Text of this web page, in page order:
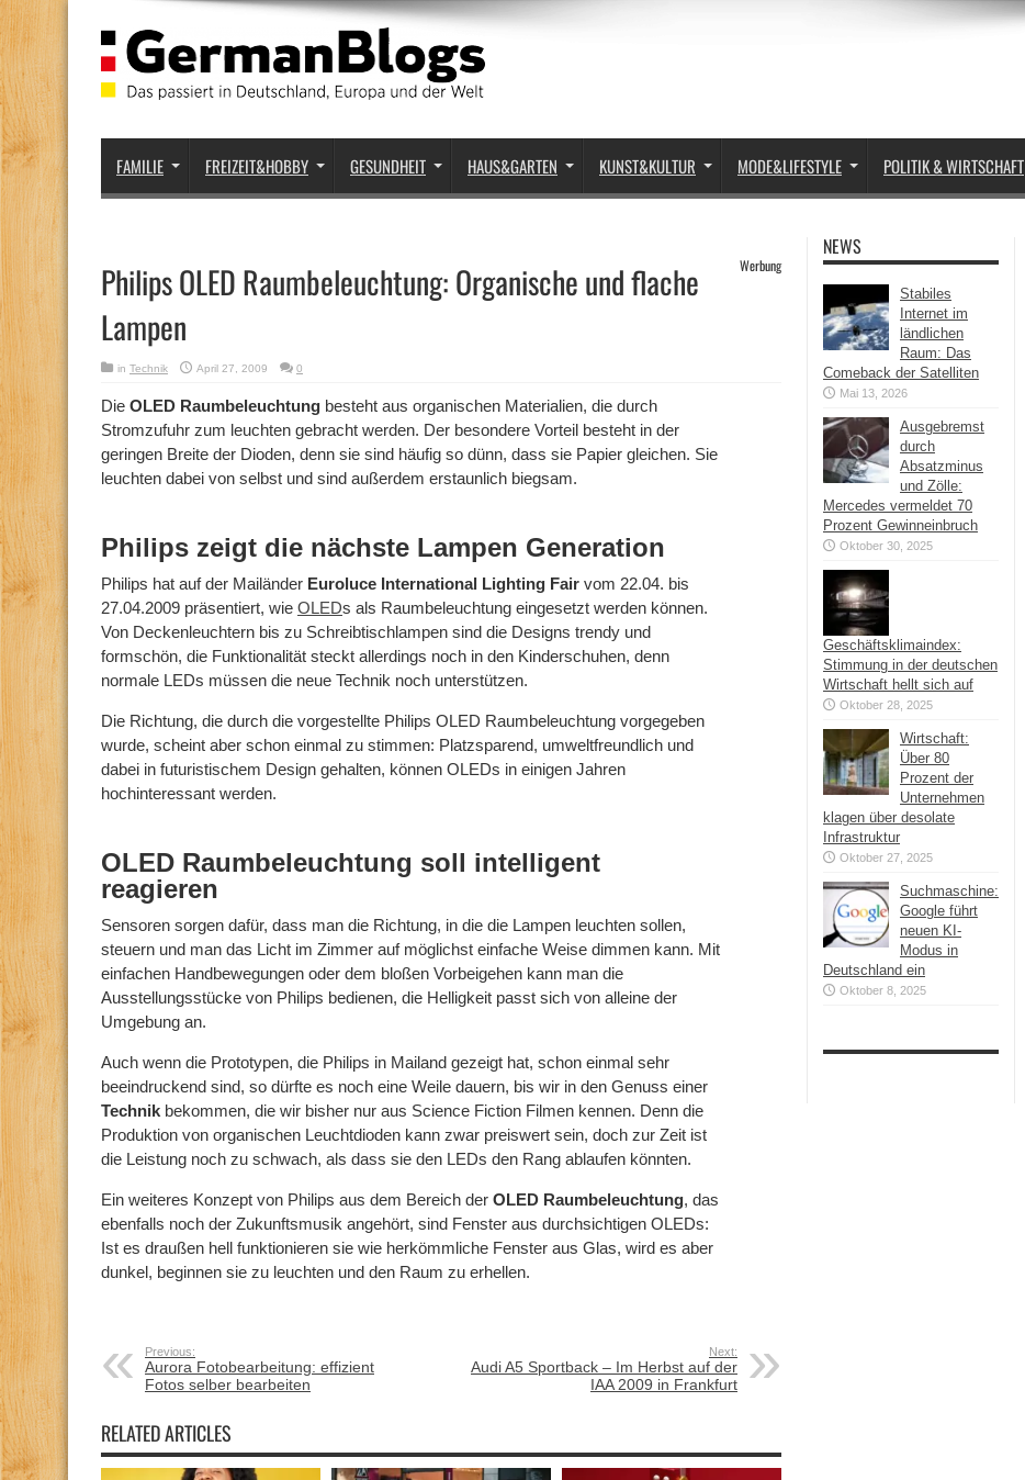
FAMILIE FREIZEIT&HOBBY GESUNDHEIT HAUS&GARTEN KUNST&KULTUR MODE&LIFESTYLE POLITIK & WIRTSCHAFT
Philips OLED Raumbeleuchtung: Organische und flache
Lampen
Werbung
in Technik April 27, 2009 0
Die OLED Raumbeleuchtung besteht aus organischen Materialien, die durch
Stromzufuhr zum leuchten gebracht werden. Der besondere Vorteil besteht in der
geringen Breite der Dioden, denn sie sind häufig so dünn, dass sie Papier gleichen. Sie
leuchten dabei von selbst und sind außerdem erstaunlich biegsam.
Philips zeigt die nächste Lampen Generation
Philips hat auf der Mailänder Euroluce International Lighting Fair vom 22.04. bis
27.04.2009 präsentiert, wie OLEDs als Raumbeleuchtung eingesetzt werden können.
Von Deckenleuchtern bis zu Schreibtischlampen sind die Designs trendy und
formschön, die Funktionalität steckt allerdings noch in den Kinderschuhen, denn
normale LEDs müssen die neue Technik noch unterstützen.
Die Richtung, die durch die vorgestellte Philips OLED Raumbeleuchtung vorgegeben
wurde, scheint aber schon einmal zu stimmen: Platzsparend, umweltfreundlich und
dabei in futuristischem Design gehalten, können OLEDs in einigen Jahren
hochinteressant werden.
OLED Raumbeleuchtung soll intelligent
reagieren
Sensoren sorgen dafür, dass man die Richtung, in die die Lampen leuchten sollen,
steuern und man das Licht im Zimmer auf möglichst einfache Weise dimmen kann. Mit
einfachen Handbewegungen oder dem bloßen Vorbeigehen kann man die
Ausstellungsstücke von Philips bedienen, die Helligkeit passt sich von alleine der
Umgebung an.
Auch wenn die Prototypen, die Philips in Mailand gezeigt hat, schon einmal sehr
beeindruckend sind, so dürfte es noch eine Weile dauern, bis wir in den Genuss einer
Technik bekommen, die wir bisher nur aus Science Fiction Filmen kennen. Denn die
Produktion von organischen Leuchtdioden kann zwar preiswert sein, doch zur Zeit ist
die Leistung noch zu schwach, als dass sie den LEDs den Rang ablaufen könnten.
Ein weiteres Konzept von Philips aus dem Bereich der OLED Raumbeleuchtung, das
ebenfalls noch der Zukunftsmusik angehört, sind Fenster aus durchsichtigen OLEDs:
Ist es draußen hell funktionieren sie wie herkömmliche Fenster aus Glas, wird es aber
dunkel, beginnen sie zu leuchten und den Raum zu erhellen.
Previous:
Aurora Fotobearbeitung: effizient
Fotos selber bearbeiten
Next:
Audi A5 Sportback – Im Herbst auf der
IAA 2009 in Frankfurt
RELATED ARTICLES
NEWS
Stabiles
Internet im
ländlichen
Raum: Das
Comeback der Satelliten
Mai 13, 2026
Ausgebremst
durch
Absatzminus
und Zölle:
Mercedes vermeldet 70
Prozent Gewinneinbruch
Oktober 30, 2025
Geschäftsklimaindex:
Stimmung in der deutschen
Wirtschaft hellt sich auf
Oktober 28, 2025
Wirtschaft:
Über 80
Prozent der
Unternehmen
klagen über desolate
Infrastruktur
Oktober 27, 2025
Suchmaschine:
Google führt
neuen KI-
Modus in
Deutschland ein
Oktober 8, 2025